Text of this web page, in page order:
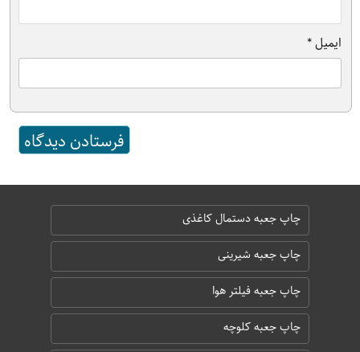
ایمیل *
چاپ جعبه دستمال کاغذی
چاپ جعبه شیرینی
چاپ جعبه فیلتر هوا
چاپ جعبه کلوچه